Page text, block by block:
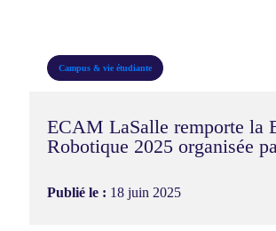
Campus & vie étudiante
ECAM LaSalle remporte la
Robotique 2025 organisée
Publié le : 18 juin 2025